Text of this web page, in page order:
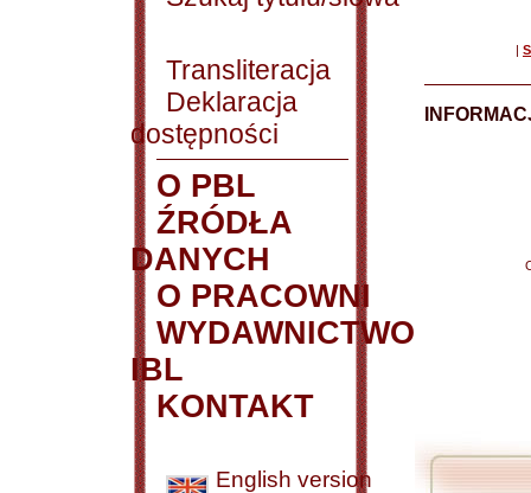
Transliteracja
Deklaracja
dostępności
O PBL
ŹRÓDŁA
DANYCH
O PRACOWNI
WYDAWNICTWO
IBL
KONTAKT
English version
|